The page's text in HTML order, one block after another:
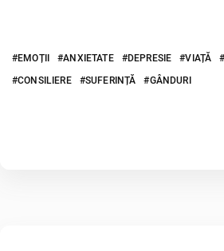
EMOȚII ANXIETATE DEPRESIE VIAȚĂ
CONSILIERE
SUFERINȚĂ GÂNDURI